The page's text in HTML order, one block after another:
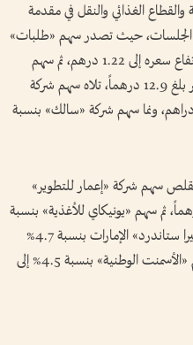
الغذائي والنقل في مقدمة
الجلسات، حيث تصدر سهم «طلبات»
حركة الارتفاعات بنسبة نمو 10.9% مع ارتفاع سعره إلى 1.22 درهم، ثم سهم
شركة «الأغذية المتحدة» بنمو 5.2% وسعر بلغ 12.9 درهماً، تلاه سهم شركة
تعليم بنسبة 4.3% ليصل سعره إلى 3.1 دراهم، ونما سهم شركة «سالك» بنسبة
تقلص سهم شركة «إعمار للتطوير»
4.9% ليستقر سعره عند 13.7 درهماً، ثم سهم «يونيكاي للأغذية» بنسبة
4.9% إلى سعر 5.1 درهم، ثم سهم «شيميرا ستاندرد» الإمارات بنسبة 4.7%
وسعر 6.3 دراهم، فيما تقلص سعر سهم «الأسمنت الوطنية» بنسبة 4.5% إلى